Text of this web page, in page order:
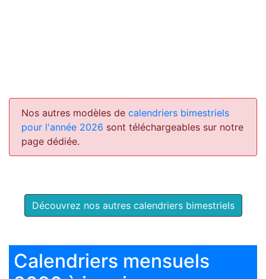
Nos autres modèles de calendriers bimestriels
pour l'année 2026 sont téléchargeables sur notre
page dédiée.
Découvrez nos autres calendriers bimestriels
Calendriers mensuels